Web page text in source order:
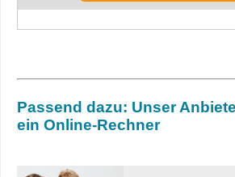
Passend dazu: Unser
ein Online-Rechner